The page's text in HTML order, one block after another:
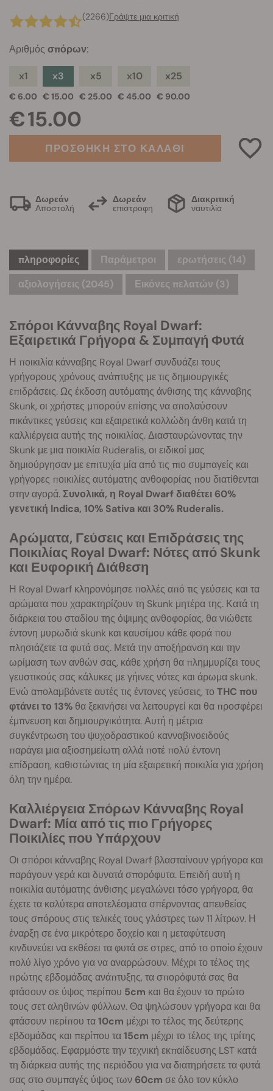
(2266)Γράψτε μια κριτική
Αριθμός σπόρων:
x1
€ 6.00
x3
€ 15.00
x5
€ 25.00
x10
€ 45.00
x25
€ 90.00
€ 15.00
ΠΡΟΣΘΗΚΗ ΣΤΟ ΚΑΛΑΘΙ
Δωρεάν
Αποστολή
Δωρεάν
επιστροφη
Διακριτική
ναυτιλία
πληροφορίες Παράμετροι ερωτήσεις (14)
αξιολογήσεις (2045)
Εικόνες πελατών (3)
Σπόροι Κάνναβης Royal Dwarf:
Εξαιρετικά Γρήγορα & Συμπαγή Φυτά
Η ποικιλία κάνναβης Royal Dwarf συνδυάζει τους
γρήγορους χρόνους ανάπτυξης με τις δημιουργικές
επιδράσεις. Ως έκδοση αυτόματης άνθισης της κάνναβης
Skunk, οι χρήστες μπορούν επίσης να απολαύσουν
πικάντικες γεύσεις και εξαιρετικά κολλώδη άνθη κατά τη
καλλιέργεια αυτής της ποικιλίας. Διασταυρώνοντας την
Skunk με μια ποικιλία Ruderalis, οι ειδικοί μας
δημιούργησαν με επιτυχία μία από τις πιο συμπαγείς και
γρήγορες ποικιλίες αυτόματης ανθοφορίας που διατίθενται
στην αγορά.Συνολικά, η Royal Dwarf διαθέτει 60%
γενετική Indica, 10% Sativa και 30% Ruderalis.
Αρώματα, Γεύσεις και Επιδράσεις της
Ποικιλίας Royal Dwarf: Νότες από Skunk
και Ευφορική Διάθεση
Η Royal Dwarf κληρονόμησε πολλές από τις γεύσεις και τα
αρώματα που χαρακτηρίζουν τη Skunk μητέρα της. Κατά τη
διάρκεια του σταδίου της όψιμης ανθοφορίας, θα νιώθετε
έντονη μυρωδιά skunk και καυσίμου κάθε φορά που
πλησιάζετε τα φυτά σας. Μετά την αποξήρανση και την
ωρίμαση των ανθών σας, κάθε χρήση θα πλημμυρίζει τους
γευστικούς σας κάλυκες με γήινες νότες και άρωμα skunk.
Ενώ απολαμβάνετε αυτές τις έντονες γεύσεις, το THC που
φτάνει το 13% θα ξεκινήσει να λειτουργεί και θα προσφέρει
έμπνευση και δημιουργικότητα. Αυτή η μέτρια
συγκέντρωση του ψυχοδραστικού κανναβινοειδούς
παράγει μια αξιοσημείωτη αλλά ποτέ πολύ έντονη
επίδραση, καθιστώντας τη μία εξαιρετική ποικιλία για χρήση
όλη την ημέρα.
Καλλιέργεια Σπόρων Κάνναβης Royal
Dwarf: Μία από τις πιο Γρήγορες
Ποικιλίες που Υπάρχουν
Οι σπόροι κάνναβης Royal Dwarf βλασταίνουν γρήγορα και
παράγουν γερά και δυνατά σπορόφυτα. Επειδή αυτή η
ποικιλία αυτόματης άνθισης μεγαλώνει τόσο γρήγορα, θα
έχετε τα καλύτερα αποτελέσματα σπέρνοντας απευθείας
τους σπόρους στις τελικές τους γλάστρες των 11 λίτρων. Η
έναρξη σε ένα μικρότερο δοχείο και η μεταφύτευση
κινδυνεύει να εκθέσει τα φυτά σε στρες, από το οποίο έχουν
πολύ λίγο χρόνο για να αναρρώσουν. Μέχρι το τέλος της
πρώτης εβδομάδας ανάπτυξης, τα σπορόφυτά σας θα
φτάσουν σε ύψος περίπου 5cm και θα έχουν το πρώτο
τους σετ αληθινών φύλλων. Θα ψηλώσουν γρήγορα και θα
φτάσουν περίπου τα10cm μέχρι το τέλος της δεύτερης
εβδομάδας και περίπου τα15cm μέχρι το τέλος της τρίτης
εβδομάδας. Εφαρμόστε την τεχνική εκπαίδευσης LST κατά
τη διάρκεια αυτής της περιόδου για να διατηρήσετε τα φυτά
σας στο συμπαγές ύψος των 60cm σε όλο τον κύκλο